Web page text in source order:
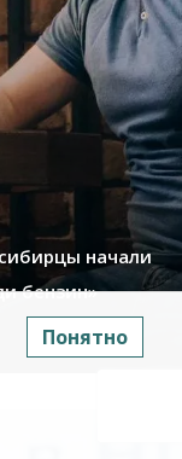
начали
бензин»
Понятно